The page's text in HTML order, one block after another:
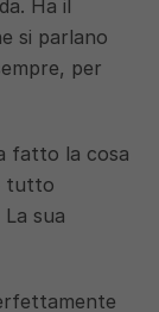
Ha il
si parlano
per
fatto la cosa
tutto
sua